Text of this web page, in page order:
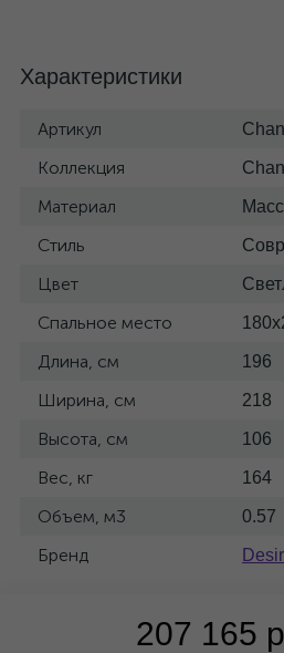
Характеристики
Артикул
Коллекция
Материал
Стиль
Цвет
Спальное место
Длина, см 196
Ширина, см 218
Высота, см 106
Вес, кг 164
Объем, м3 0.57
Бренд
207 165